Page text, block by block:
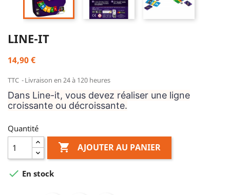
LINE-IT
14,90 €
TTC Livraison en 24 à 120 heures
Dans Line-it, vous devez réaliser une ligne
croissante ou décroissante.
Quantité
 AJOUTER AU PANIER
 En stock